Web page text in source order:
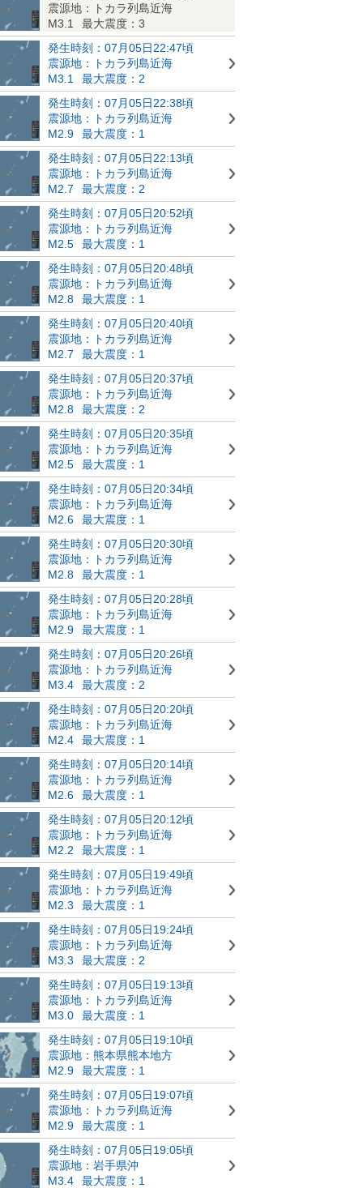
震源地：トカラ列島近海
M3.1
最大震度：3
発生時刻：07月05日22:47頃
震源地：トカラ列島近海
M3.1
最大震度：2
発生時刻：07月05日22:38頃
震源地：トカラ列島近海
M2.9
最大震度：1
発生時刻：07月05日22:13頃
震源地：トカラ列島近海
M2.7
最大震度：2
発生時刻：07月05日20:52頃
震源地：トカラ列島近海
M2.5
最大震度：1
発生時刻：07月05日20:48頃
震源地：トカラ列島近海
M2.8
最大震度：1
発生時刻：07月05日20:40頃
震源地：トカラ列島近海
M2.7
最大震度：1
発生時刻：07月05日20:37頃
震源地：トカラ列島近海
M2.8
最大震度：2
発生時刻：07月05日20:35頃
震源地：トカラ列島近海
M2.5
最大震度：1
発生時刻：07月05日20:34頃
震源地：トカラ列島近海
M2.6
最大震度：1
発生時刻：07月05日20:30頃
震源地：トカラ列島近海
M2.8
最大震度：1
発生時刻：07月05日20:28頃
震源地：トカラ列島近海
M2.9
最大震度：1
発生時刻：07月05日20:26頃
震源地：トカラ列島近海
M3.4
最大震度：2
発生時刻：07月05日20:20頃
震源地：トカラ列島近海
M2.4
最大震度：1
発生時刻：07月05日20:14頃
震源地：トカラ列島近海
M2.6
最大震度：1
発生時刻：07月05日20:12頃
震源地：トカラ列島近海
M2.2
最大震度：1
発生時刻：07月05日19:49頃
震源地：トカラ列島近海
M2.3
最大震度：1
発生時刻：07月05日19:24頃
震源地：トカラ列島近海
M3.3
最大震度：2
発生時刻：07月05日19:13頃
震源地：トカラ列島近海
M3.0
最大震度：1
発生時刻：07月05日19:10頃
震源地：熊本県熊本地方
M2.9
最大震度：1
発生時刻：07月05日19:07頃
震源地：トカラ列島近海
M2.9
最大震度：1
発生時刻：07月05日19:05頃
震源地：岩手県沖
M3.4
最大震度：1